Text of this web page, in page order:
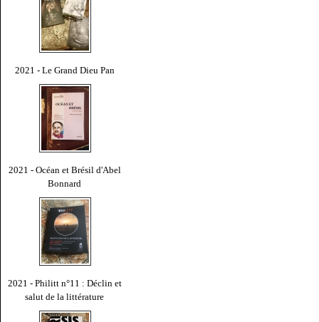
2021 - Le Grand Dieu Pan
2021 - Océan et Brésil d'Abel
Bonnard
2021 - Philitt n°11 : Déclin et
salut de la littérature